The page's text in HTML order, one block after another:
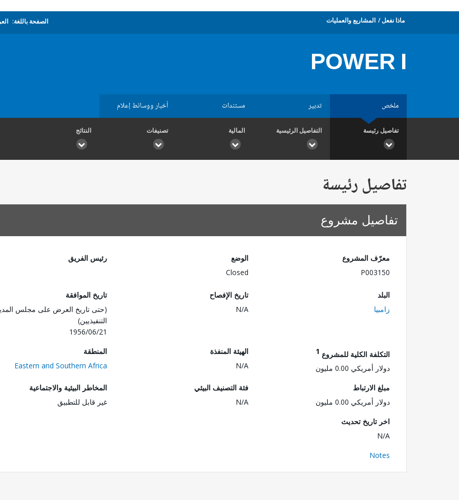
ماذا نفعل المشاريع والعمليات الصفحة باللغة:
POWER I
ملخص تدبير مستندات أخبار ووسائط إعلام
تفاصيل رئيسة التفاصيل الرئيسية المالية تصنيفات النتائج
تفاصيل رئيسة
تفاصيل مشروع
معرّف المشروع
P003150
الوضع
Closed
رئيس الفريق
البلد
زامبيا
تاريخ الإفصاح
N/A
تاريخ الموافقة
(حتى تاريخ العرض على مجلس
التنفيذيين)
1956/06/21
التكلفة الكلية للمشروع 1
دولار أمريكي 0.00 مليون
الهيئة المنفذة
N/A
المنطقة
Eastern and Southern Africa
مبلغ الارتباط
دولار أمريكي 0.00 مليون
فئة التصنيف البيئي
N/A
المخاطر البيئية والاجتماعية
غير قابل للتطبيق
اخر تاريخ تحديث
N/A
Notes